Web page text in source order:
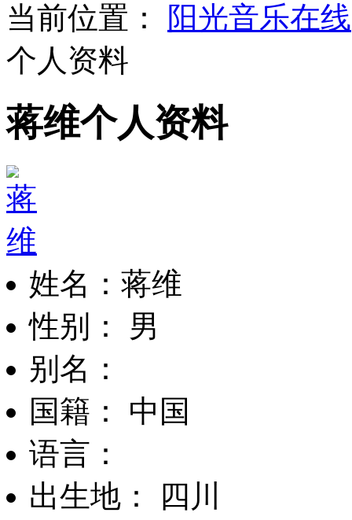
当前位置： 阳光音乐在线
个人资料
蒋维个人资料
姓名：蒋维
性别： 男
别名：
国籍： 中国
语言：
出生地： 四川